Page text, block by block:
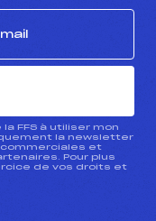
FFS à utiliser mon
la newsletter
commerciales et
Pour plus
de vos droits et